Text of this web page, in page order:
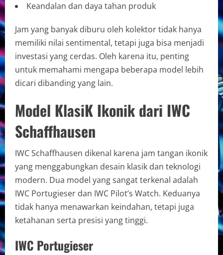
Keandalan dan daya tahan produk
Jam yang banyak diburu oleh kolektor tidak hanya
memiliki nilai sentimental, tetapi juga bisa menjadi
investasi yang cerdas. Oleh karena itu, penting
untuk memahami mengapa beberapa model lebih
dicari dibanding yang lain.
Model KlasiK Ikonik dari IWC
Schaffhausen
IWC Schaffhausen dikenal karena jam tangan ikonik
yang menggabungkan desain klasik dan teknologi
modern. Dua model yang sangat terkenal adalah
IWC Portugieser dan IWC Pilot’s Watch. Keduanya
tidak hanya menawarkan keindahan, tetapi juga
ketahanan serta presisi yang tinggi.
IWC Portugieser